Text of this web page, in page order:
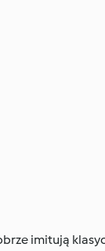
imitują